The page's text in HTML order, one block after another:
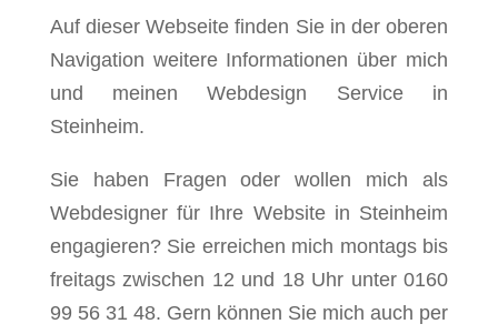
Auf dieser Webseite finden Sie in der oberen
Navigation weitere Informationen über mich
und meinen Webdesign Service in
Steinheim.
Sie haben Fragen oder wollen mich als
Webdesigner für Ihre Website in Steinheim
engagieren? Sie erreichen mich montags bis
freitags zwischen 12 und 18 Uhr unter 0160
99 56 31 48. Gern können Sie mich auch per